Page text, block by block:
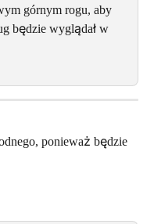
górnym rogu, aby
będzie wyglądał w
ponieważ będzie